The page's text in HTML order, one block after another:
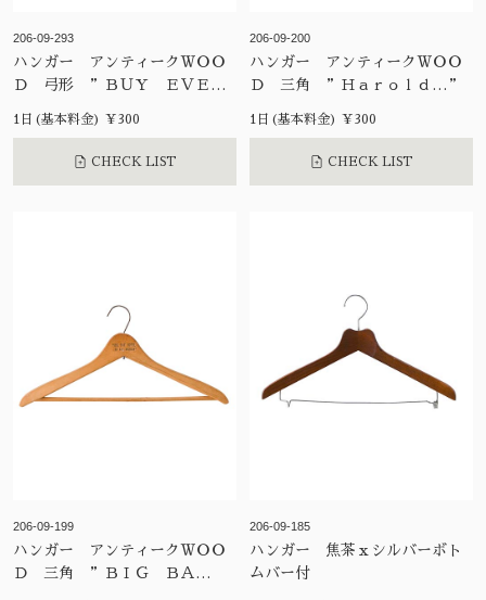
206-09-293
ハンガー アンティークＷＯＯ
Ｄ 弓形 ”ＢＵＹ ＥＶＥＲ
1日(基本料金) ¥300
CHECK LIST
206-09-200
ハンガー アンティークＷＯＯ
Ｄ 三角 ”Ｈａｒｏｌｄ…”
1日(基本料金) ¥300
CHECK LIST
206-09-199
ハンガー アンティークＷＯＯ
Ｄ 三角 ”ＢＩＧ ＢＡ
206-09-185
ハンガー 焦茶ｘシルバーボト
ムバー付